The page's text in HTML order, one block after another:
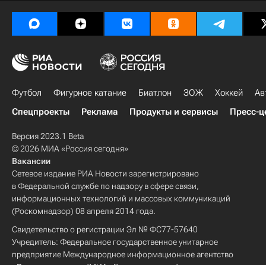
Футбол Фигурное катание Биатлон ЗОЖ Хоккей
Спецпроекты
Реклама Продукты и сервисы Пресс-
Версия 2023.1 Beta
© 2026 МИА «Россия сегодня»
Вакансии
Сетевое издание РИА Новости зарегистрировано
в Федеральной службе по надзору в сфере связи,
информационных технологий и массовых коммуникаций
(Роскомнадзор) 08 апреля 2014 года.
Свидетельство о регистрации Эл № ФС77-57640
Учредитель: Федеральное государственное унитарное
предприятие Международное информационное агентство